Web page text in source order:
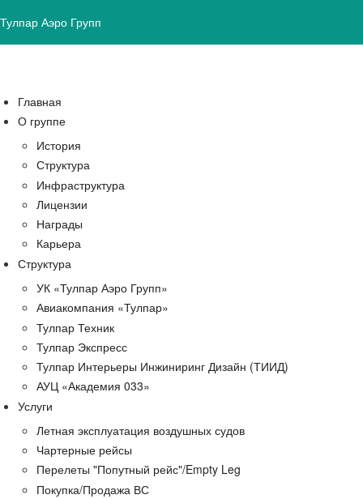
Тулпар Аэро Групп
Главная
О группе
История
Структура
Инфраструктура
Лицензии
Награды
Карьера
Структура
УК «Тулпар Аэро Групп»
Авиакомпания «Тулпар»
Тулпар Техник
Тулпар Экспресс
Тулпар Интерьеры Инжиниринг Дизайн (ТИИД)
АУЦ «Академия 033»
Услуги
Летная эксплуатация воздушных судов
Чартерные рейсы
Перелеты "Попутный рейс"/Empty Leg
Покупка/Продажа ВС